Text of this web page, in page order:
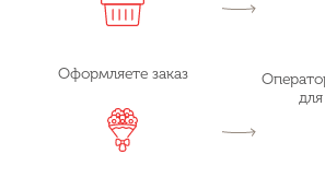
Оформляете заказ